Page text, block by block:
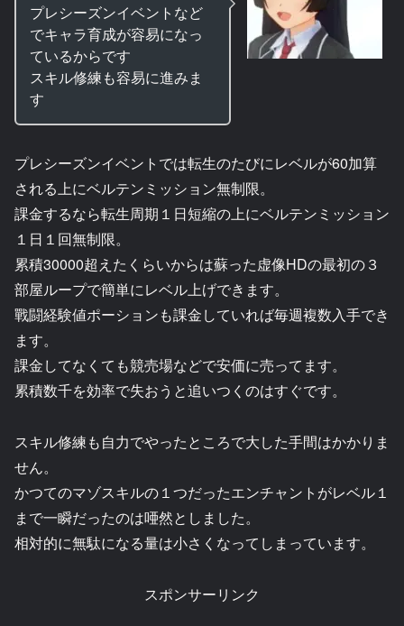
プレシーズンイベントなど
でキャラ育成が容易になっ
ているからです
スキル修練も容易に進みま
す
プレシーズンイベントでは転生のたびにレベルが60加算
される上にベルテンミッション無制限。
課金するなら転生周期１日短縮の上にベルテンミッション
１日１回無制限。
累積30000超えたくらいからは蘇った虚像HDの最初の３
部屋ループで簡単にレベル上げできます。
戰闘経験値ポーションも課金していれば毎週複数入手でき
ます。
課金してなくても競売場などで安価に売ってます。
累積数千を効率で失おうと追いつくのはすぐです。
スキル修練も自力でやったところで大した手間はかかりま
せん。
かつてのマゾスキルの１つだったエンチャントがレベル１
まで一瞬だったのは唖然としました。
相対的に無駄になる量は小さくなってしまっています。
スポンサーリンク